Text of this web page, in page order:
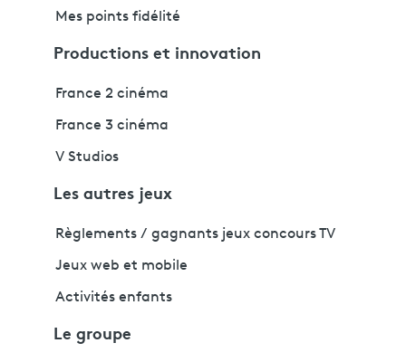
Mes points fidélité
Productions et innovation
France 2 cinéma
France 3 cinéma
V Studios
Les autres jeux
Règlements / gagnants jeux concours TV
Jeux web et mobile
Activités enfants
Le groupe